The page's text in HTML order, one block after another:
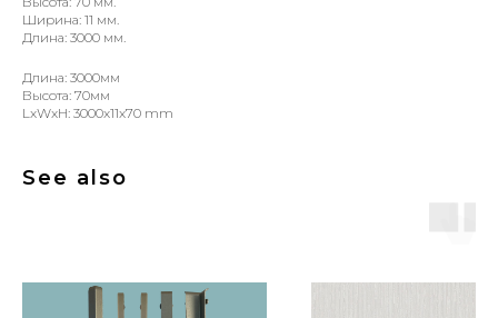
Ширина: 11 мм.
Длина: 3000 мм.
Длина: 3000мм
Высота: 70мм
LxWxH: 3000x11x70 mm
See also